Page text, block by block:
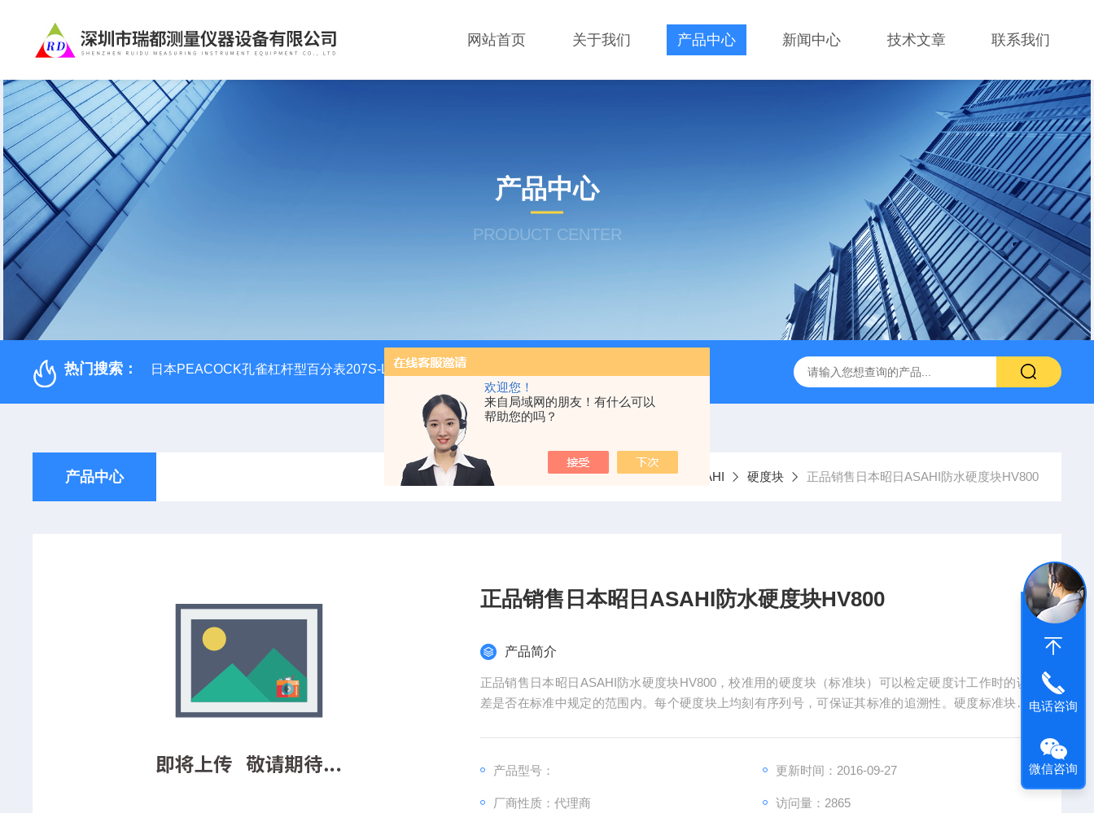
欢迎您！
来自局域网的朋友！有什么可以
帮助您的吗？
网站首页 关于我们 产品中心 新闻中心 技术文章 联系我们
产品中心
PRODUCT CENTER
热门搜索： 日本PEACOCK孔雀杠杆型百分表207S-LL现货 日本指针式PEACOCK孔雀杠杆百分表207F-T 深圳代理日本PEACOCK孔雀杠杆型百分表207 供应日本
产品中心 当前位置： 首页 产品中心 昭日ASAHI 硬度块 正品销售日本昭日ASAHI防水硬度块HV800
正品销售日本昭日ASAHI防水硬度块HV800
产品简介
正品销售日本昭日ASAHI防水硬度块HV800，校准用的硬度块（标准块）可以检定硬度计工作时的误
差是否在标准中规定的范围内。每个硬度块上均刻有序列号，可保证其标准的追溯性。硬度标准块均
产品型号： 更新时间：2016-09-27
厂商性质：代理商 访问量：2865
电话咨询
微信咨询